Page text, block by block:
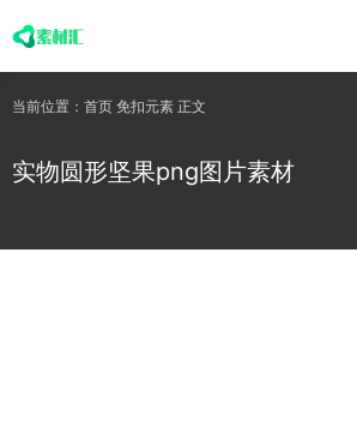
当前位置： 首页 免扣元素 正文
实物圆形坚果png图片素材